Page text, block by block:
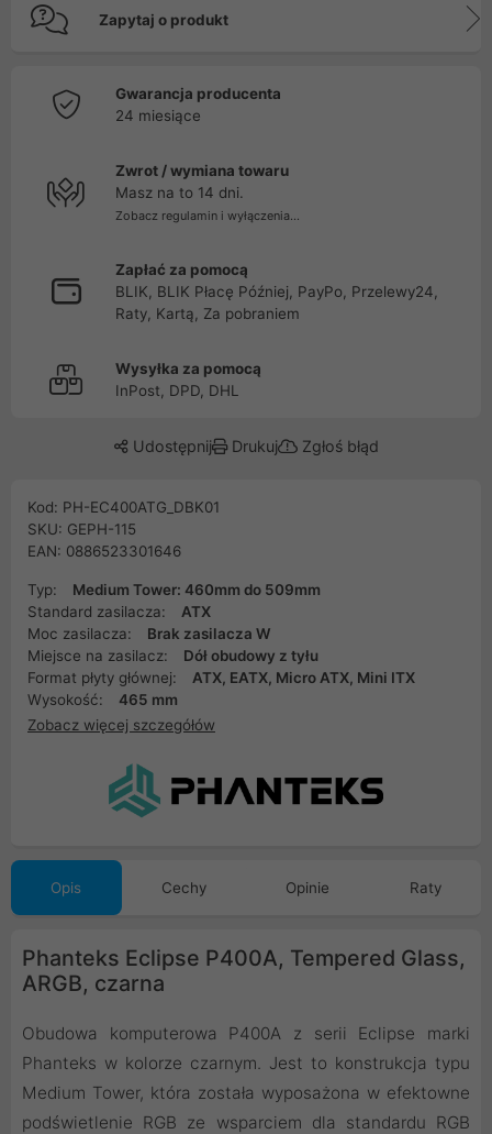
Zapytaj o produkt
Gwarancja producenta
24 miesiące
Zwrot / wymiana towaru
Masz na to 14 dni.
Zobacz regulamin i wyłączenia...
Zapłać za pomocą
BLIK, BLIK Płacę Później, PayPo, Przelewy24,
Raty, Kartą, Za pobraniem
Wysyłka za pomocą
InPost, DPD, DHL
Udostępnij Drukuj Zgłoś błąd
Kod: PH-EC400ATG_DBK01
SKU: GEPH-115
EAN: 0886523301646
Typ:
Medium Tower: 460mm do 509mm
Standard zasilacza:
ATX
Moc zasilacza:
Brak zasilacza W
Miejsce na zasilacz:
Dół obudowy z tyłu
Format płyty głównej:
ATX, EATX, Micro ATX, Mini ITX
Wysokość:
465 mm
Zobacz więcej szczegółów
Opis Cechy Opinie Raty
Phanteks Eclipse P400A, Tempered Glass,
ARGB, czarna
Obudowa komputerowa P400A z serii Eclipse marki
Phanteks w kolorze czarnym. Jest to konstrukcja typu
Medium Tower, która została wyposażona w efektowne
podświetlenie RGB ze wsparciem dla standardu RGB